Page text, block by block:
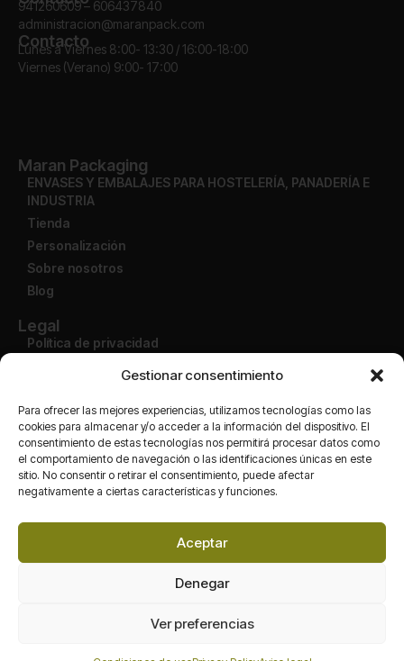
Gestionar consentimiento
Para ofrecer las mejores experiencias, utilizamos tecnologías como las
cookies para almacenar y/o acceder a la información del dispositivo. El
consentimiento de estas tecnologías nos permitirá procesar datos como
el comportamiento de navegación o las identificaciones únicas en este
sitio. No consentir o retirar el consentimiento, puede afectar
negativamente a ciertas características y funciones.
Aceptar
Denegar
Ver preferencias
941260609 – 606437840
administracion@maranpack.com
Contacto
Lunes a Viernes 8:00- 13:30 / 16:00-18:00
Viernes (Verano) 9:00- 17:00
Maran Packaging
ENVASES Y EMBALAJES PARA HOSTELERÍA, PANADERÍA E
INDUSTRIA
Tienda
Personalización
Sobre nosotros
Blog
Legal
Política de privacidad
Política de devolución
Cuenta
Mi cuenta
Finalizar compra
Redes